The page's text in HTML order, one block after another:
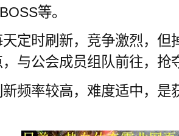
等。
定时刷新，竞争激烈，但
与公会成员组队前往，抢
频率较高，难度适中，是